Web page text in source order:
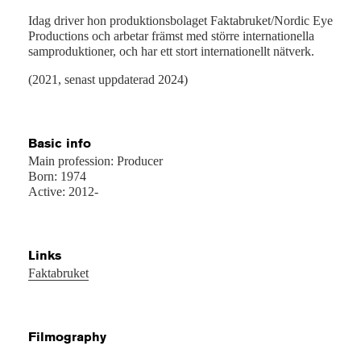
Idag driver hon produktionsbolaget Faktabruket/Nordic Eye
Productions och arbetar främst med större internationella
samproduktioner, och har ett stort internationellt nätverk.
(2021, senast uppdaterad 2024)
Basic info
Main profession: Producer
Born: 1974
Active: 2012-
Links
Faktabruket
Filmography